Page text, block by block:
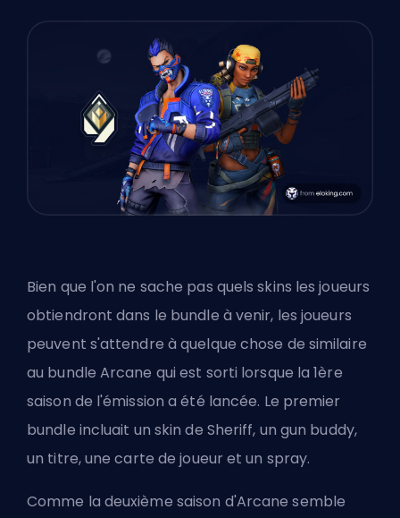
Bien que l'on ne sache pas quels skins les joueurs
obtiendront dans le bundle à venir, les joueurs
peuvent s'attendre à quelque chose de similaire
au bundle Arcane qui est sorti lorsque la 1ère
saison de l'émission a été lancée. Le premier
bundle incluait un skin de Sheriff, un gun buddy,
un titre, une carte de joueur et un spray.
Comme la deuxième saison d'Arcane semble